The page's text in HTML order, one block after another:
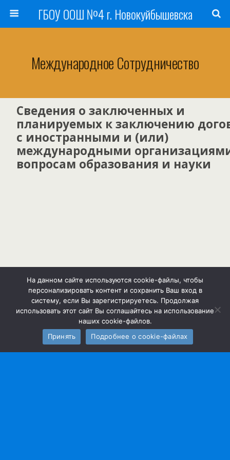
ГБОУ ООШ №4 г. Новокуйбышевска
Международное Сотрудничество
Сведения о заключенных и
планируемых к заключению
с иностранными и (или)
международными
вопросам образования и науки
Наверх
Мобильн. Компьютерная
На данном сайте используются cookie-файлы, чтобы
персонализировать контент и сохранить Ваш вход в
систему, если Вы зарегистрируетесь. Продолжая
использовать этот сайт Вы соглашайтесь на использование
наших cookie-файлов.
Принять
Подробнее о cookie-файлах